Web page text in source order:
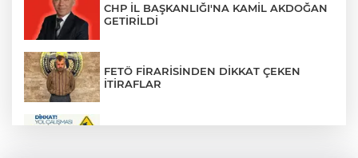
CHP İL BAŞKANLIĞI'NA KAMİL AKDOĞAN
GETİRİLDİ
FETÖ FİRARİSİNDEN DİKKAT ÇEKEN
İTİRAFLAR